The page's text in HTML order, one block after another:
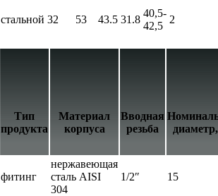
стальной 32 53 43.5 31.8
40,5-
42,5
2
Тип
продукта
Материал
корпуса
Вводная
резьба
фитинг
нержавеющая
сталь AISI
304
1/2″ 15